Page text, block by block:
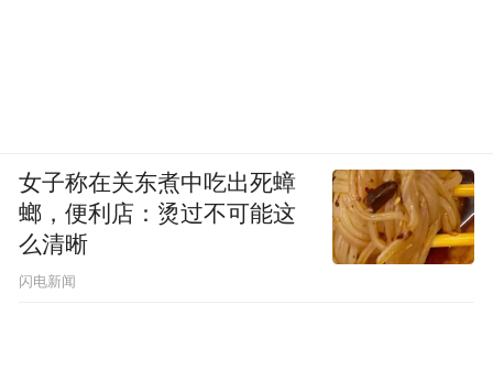
女子称在关东煮中吃出死蟑
螂，便利店：烫过不可能这
么清晰
闪电新闻